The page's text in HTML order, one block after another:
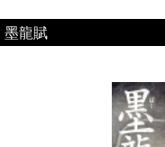
墨龍賦